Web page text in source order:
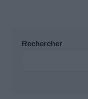
Rechercher